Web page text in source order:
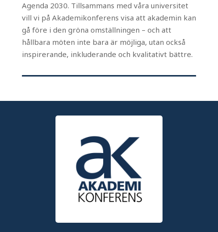
Agenda 2030. Tillsammans med våra universitet
vill vi på Akademikonferens visa att akademin kan
gå före i den gröna omställningen – och att
hållbara möten inte bara är möjliga, utan också
inspirerande, inkluderande och kvalitativt bättre.